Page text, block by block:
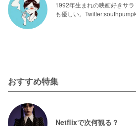
1992年生まれの映画好きサ
も優しい。
おすすめ特集
Netflixで次何観る？